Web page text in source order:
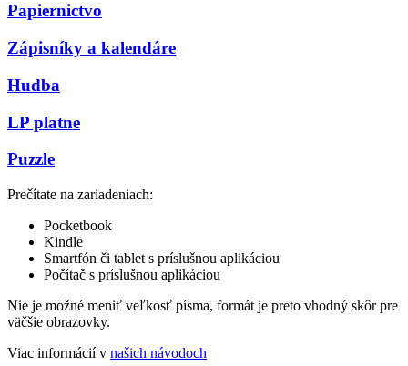
Papiernictvo
Zápisníky a kalendáre
Hudba
LP platne
Puzzle
Prečítate na zariadeniach:
Pocketbook
Kindle
Smartfón či tablet s príslušnou aplikáciou
Počítač s príslušnou aplikáciou
Nie je možné meniť veľkosť písma, formát je preto vhodný skôr pre
väčšie obrazovky.
Viac informácií v našich návodoch